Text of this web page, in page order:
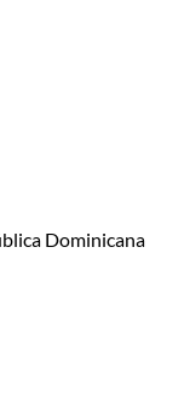
Dominicana